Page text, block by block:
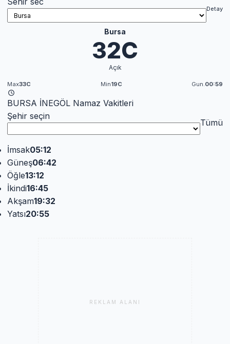
Detay
Bursa
32C
Açık
Max33C Min19C Gun.00:59
BURSA İNEGÖL Namaz Vakitleri
Şehir seçin
Tümü
İmsak05:12
Güneş06:42
Öğle13:12
İkindi16:45
Akşam19:32
Yatsı20:55
REKLAM ALANI